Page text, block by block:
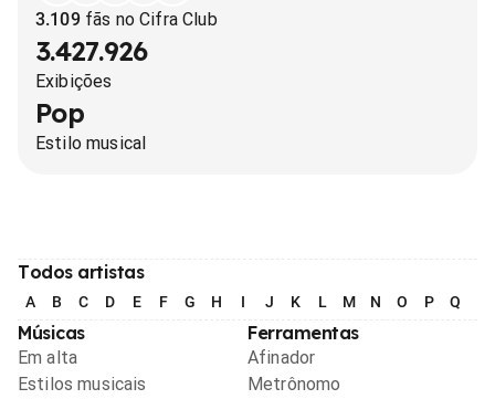
3.109fãs no Cifra Club
3.427.926
Exibições
Pop
Estilo musical
Todos artistas
A B C D E F G H I J K L M N O P Q
Músicas
Em alta
Estilos musicais
Ferramentas
Afinador
Metrônomo